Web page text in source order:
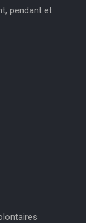
pendant et